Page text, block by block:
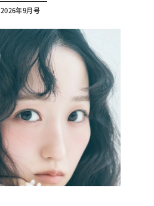
2026年9月号